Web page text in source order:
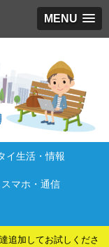
MENU
イ生活・情報
スマホ・通信
追加してお試しくださ